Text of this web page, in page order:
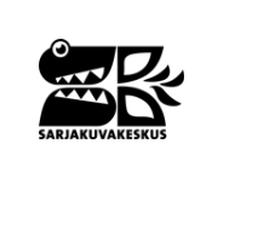
sisältöön